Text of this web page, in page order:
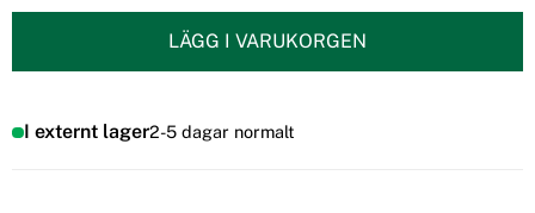
LÄGG I VARUKORGEN
I externt lager2-5 dagar normalt